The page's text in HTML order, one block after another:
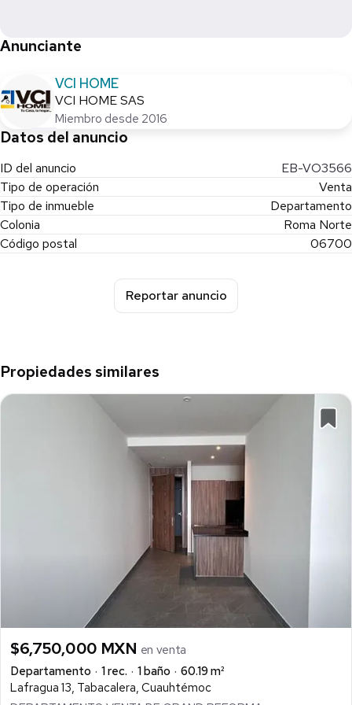
Anunciante
VCI HOME
VCI HOME SAS
Miembro desde 2016
Datos del anuncio
ID del anuncio
EB-VO3566
Tipo de operación
Venta
Tipo de inmueble
Departamento
Colonia
Roma Norte
Código postal
06700
Reportar anuncio
Propiedades similares
$6,750,000 MXN en venta
Departamento
1 rec. 1 baño
60.19 m²
Lafragua 13, Tabacalera, Cuauhtémoc